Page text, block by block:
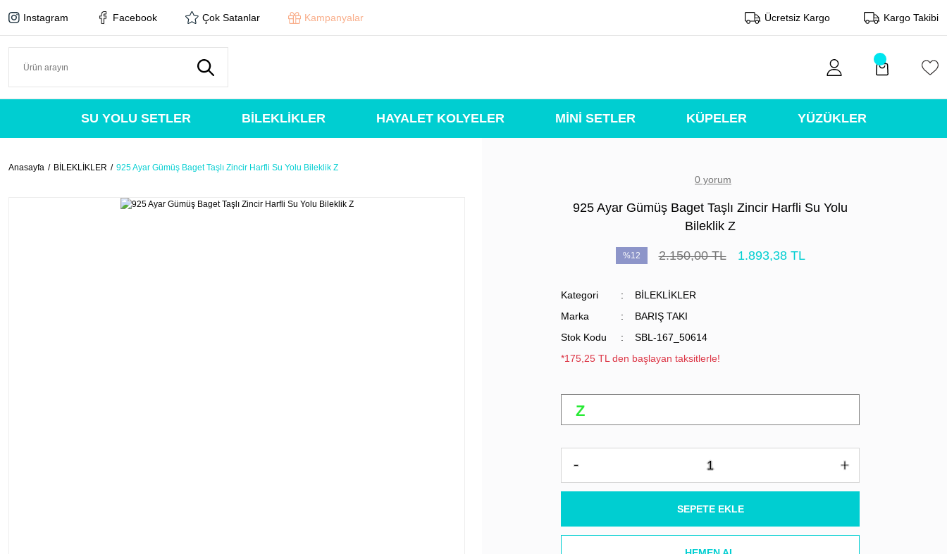
Instagram Facebook Çok Satanlar Kampanyalar Ücretsiz Kargo Kargo Takibi
SU YOLU SETLER BİLEKLİKLER HAYALET KOLYELER MİNİ SETLER KÜPELER YÜZÜKLER
Anasayfa BİLEKLİKLER 925 Ayar Gümüş Baget Taşlı Zincir Harfli Su Yolu Bileklik Z
0 yorum
925 Ayar Gümüş Baget Taşlı Zincir Harfli Su Yolu
Bileklik Z
%12 2.150,00 TL 1.893,38 TL
Kategori
BİLEKLİKLER
Marka
BARIŞ TAKI
Stok Kodu
SBL-167_50614
*175,25 TL den başlayan taksitlerle!
SEPETE EKLE